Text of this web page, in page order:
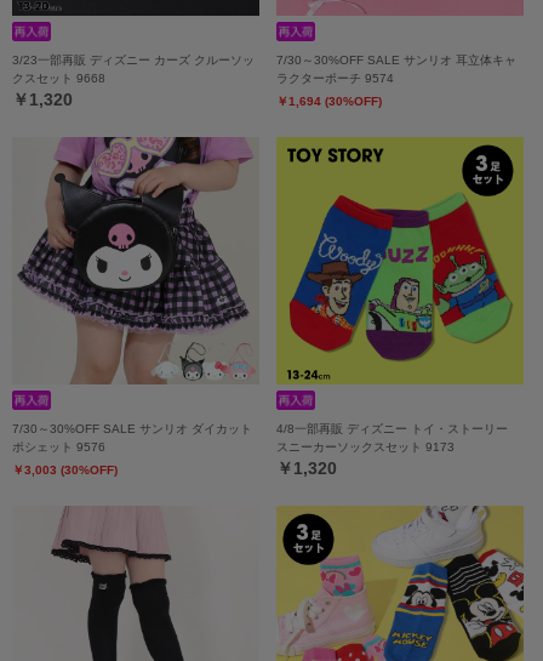
3/23一部再販 ディズニー カーズ クルーソッ
クスセット 9668
￥1,320
7/30～30%OFF SALE サンリオ 耳立体キャ
ラクターポーチ 9574
￥1,694 (30%OFF)
7/30～30%OFF SALE サンリオ ダイカット
ポシェット 9576
￥3,003 (30%OFF)
4/8一部再販 ディズニー トイ・ストーリー
スニーカーソックスセット 9173
￥1,320